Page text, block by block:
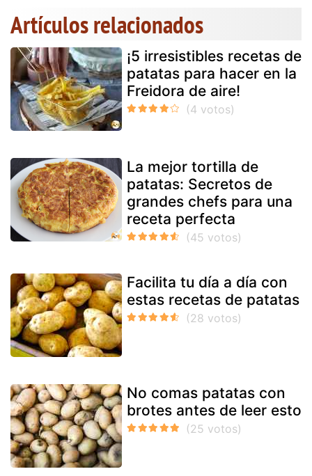
Artículos relacionados
¡5 irresistibles recetas de
patatas para hacer en la
Freidora de aire!
La mejor tortilla de
patatas: Secretos de
grandes chefs para una
receta perfecta
Facilita tu día a día con
estas recetas de patatas
No comas patatas con
brotes antes de leer esto